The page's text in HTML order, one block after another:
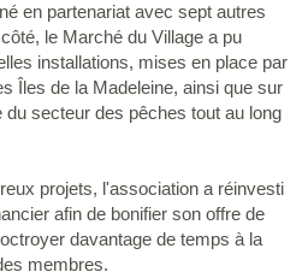
en partenariat avec sept autres
le Marché du Village a pu
installations, mises en place par
Îles de la Madeleine, ainsi que sur
secteur des pêches tout au long
projets, l'association a réinvesti
afin de bonifier son offre de
davantage de temps à la
membres.